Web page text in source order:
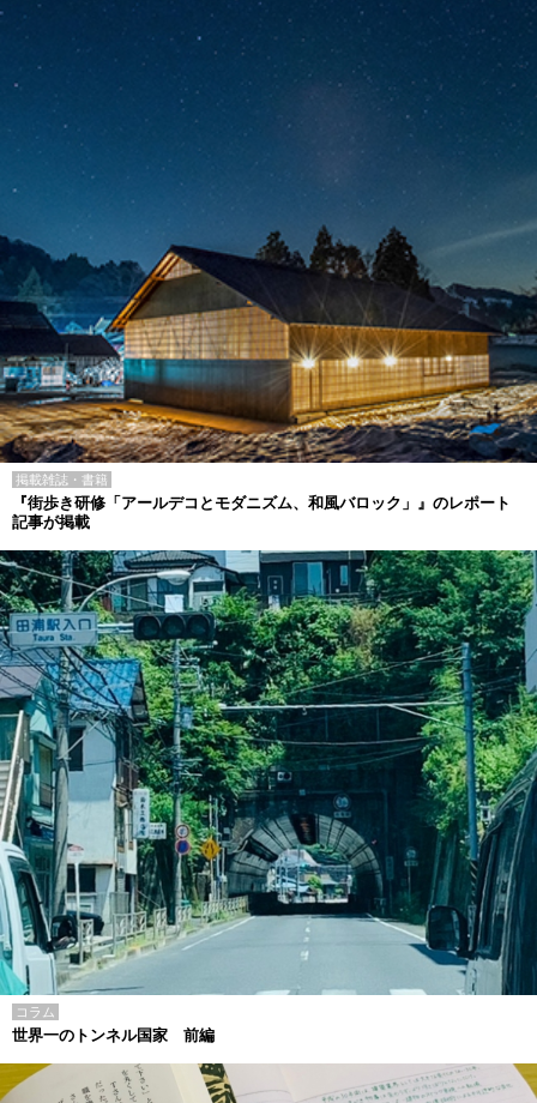
掲載雑誌・書籍
『街歩き研修「アールデコとモダニズム、和風バロック」』のレポート
記事が掲載
コラム
世界一のトンネル国家 前編